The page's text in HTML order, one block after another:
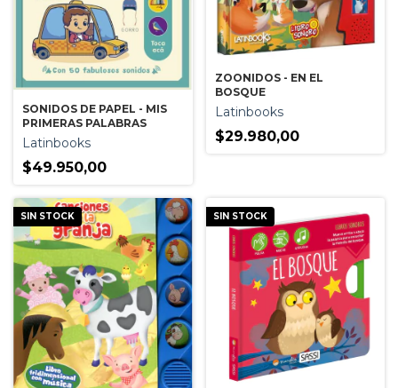
SONIDOS DE PAPEL - MIS
PRIMERAS PALABRAS
Latinbooks
$49.950,00
ZOONIDOS - EN EL
BOSQUE
Latinbooks
$29.980,00
SIN STOCK SIN STOCK